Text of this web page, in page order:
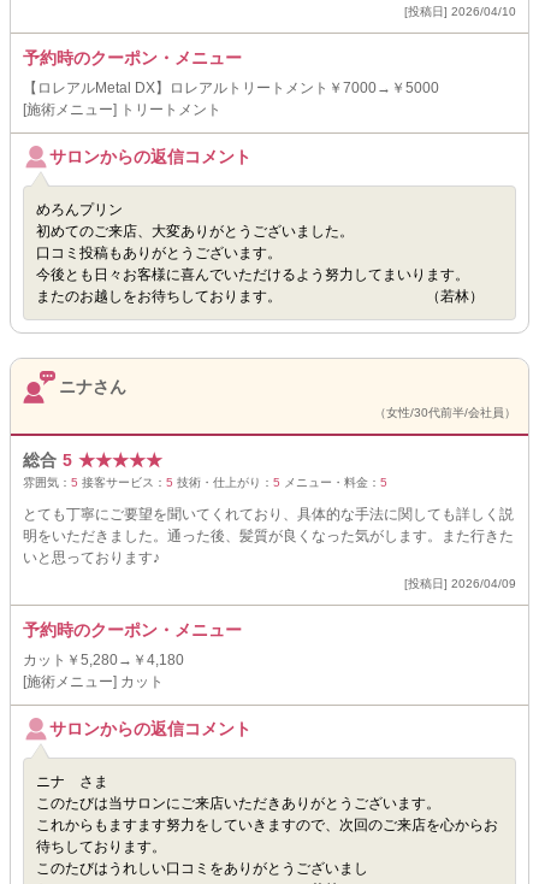
[投稿日] 2026/04/10
予約時のクーポン・メニュー
【ロレアルMetal DX】ロレアルトリートメント￥7000→￥5000
[施術メニュー] トリートメント
サロンからの返信コメント
めろんプリン
初めてのご来店、大変ありがとうございました。
口コミ投稿もありがとうございます。
今後とも日々お客様に喜んでいただけるよう努力してまいります。
またのお越しをお待ちしております。 （若林）
ニナさん
（女性/30代前半/会社員）
総合 5 ★★★★★
雰囲気： 5 接客サービス： 5 技術・仕上がり： 5 メニュー・料金： 5
とても丁寧にご要望を聞いてくれており、具体的な手法に関しても詳しく説
明をいただきました。通った後、髪質が良くなった気がします。また行きた
いと思っております♪
[投稿日] 2026/04/09
予約時のクーポン・メニュー
カット￥5,280→￥4,180
[施術メニュー] カット
サロンからの返信コメント
ニナ さま
このたびは当サロンにご来店いただきありがとうございます。
これからもますます努力をしていきますので、次回のご来店を心からお
待ちしております。
このたびはうれしい口コミをありがとうございまし